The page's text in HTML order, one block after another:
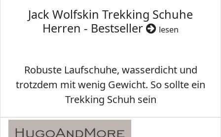
Jack Wolfskin Trekking Schuhe
Herren - Bestseller
lesen
Robuste Laufschuhe, wasserdicht und
trotzdem mit wenig Gewicht. So sollte ein
Trekking Schuh sein